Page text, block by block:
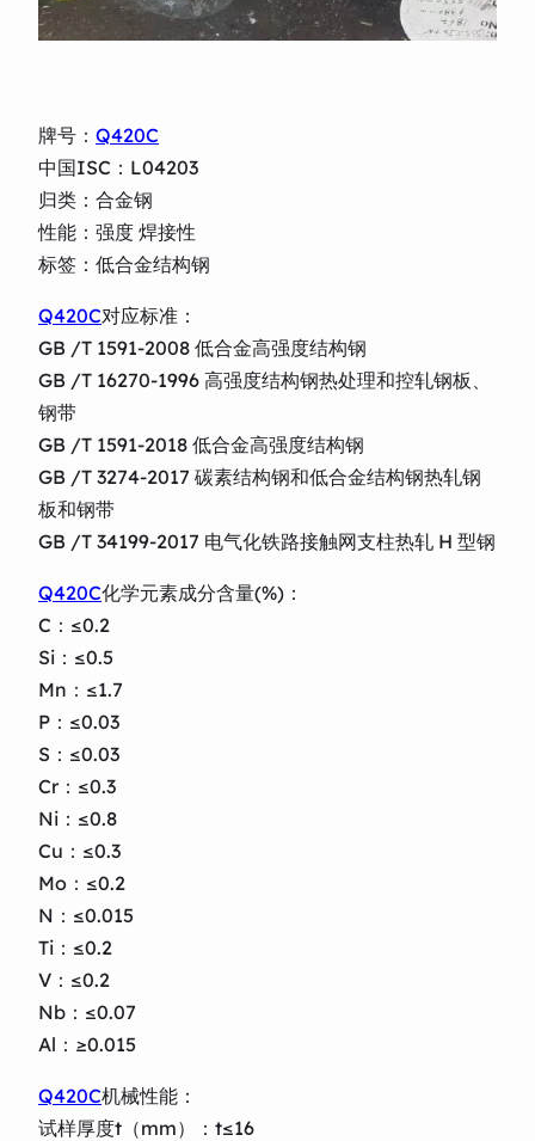
牌号： Q420C
中国ISC：L04203
归类：合金钢
性能：强度 焊接性
标签：低合金结构钢
Q420C对应标准：
GB /T 1591-2008 低合金高强度结构钢
GB /T 16270-1996 高强度结构钢热处理和控轧钢板、
钢带
GB /T 1591-2018 低合金高强度结构钢
GB /T 3274-2017 碳素结构钢和低合金结构钢热轧钢
板和钢带
GB /T 34199-2017 电气化铁路接触网支柱热轧 H 型钢
Q420C化学元素成分含量(%)：
C：≤0.2
Si：≤0.5
Mn：≤1.7
P：≤0.03
S：≤0.03
Cr：≤0.3
Ni：≤0.8
Cu：≤0.3
Mo：≤0.2
N：≤0.015
Ti：≤0.2
V：≤0.2
Nb：≤0.07
Al：≥0.015
Q420C机械性能：
试样厚度t（mm）：t≤16